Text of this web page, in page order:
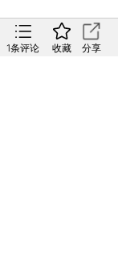
1条评论 收藏 分享